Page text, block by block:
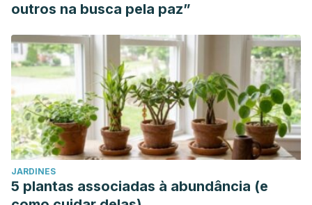
outros na busca pela paz”
JARDINES
5 plantas associadas à abundância (e